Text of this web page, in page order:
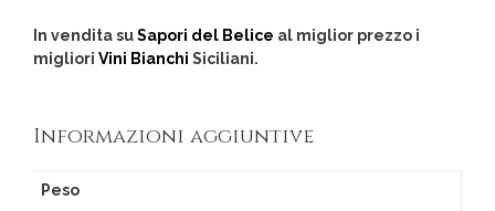
In vendita suSapori del Belice al miglior prezzo i
migliori Vini Bianchi Siciliani.
Informazioni aggiuntive
Peso